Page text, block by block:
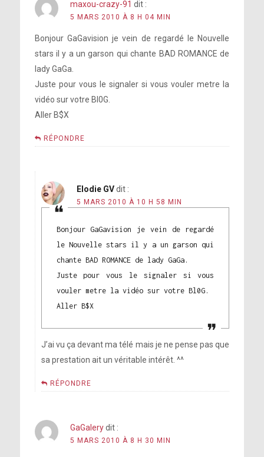
maxou-crazy-91 dit :
5 MARS 2010 À 8 H 04 MIN
Bonjour GaGavision je vein de regardé le Nouvelle
stars il y a un garson qui chante BAD ROMANCE de
lady GaGa.
Juste pour vous le signaler si vous vouler metre la
vidéo sur votre Bl0G.
Aller B$X
RÉPONDRE
Elodie GV dit :
5 MARS 2010 À 10 H 58 MIN
Bonjour GaGavision je vein de regardé
le Nouvelle stars il y a un garson qui
chante BAD ROMANCE de lady GaGa.
Juste pour vous le signaler si vous
vouler metre la vidéo sur votre Bl0G.
Aller B$X
J’ai vu ça devant ma télé mais je ne pense pas que
sa prestation ait un véritable intérêt. ^^
RÉPONDRE
GaGalery dit :
5 MARS 2010 À 8 H 30 MIN